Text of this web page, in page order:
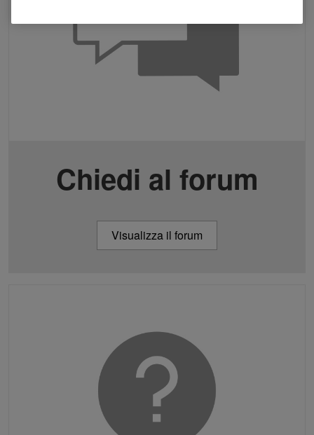
Chiedi al forum
Visualizza il forum